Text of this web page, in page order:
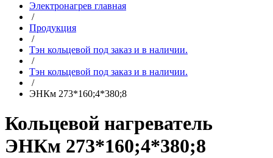
Электронагрев главная
/
Продукция
/
Тэн кольцевой под заказ и в наличии.
/
Тэн кольцевой под заказ и в наличии.
/
ЭНКм 273*160;4*380;8
Кольцевой нагреватель
ЭНКм 273*160;4*380;8